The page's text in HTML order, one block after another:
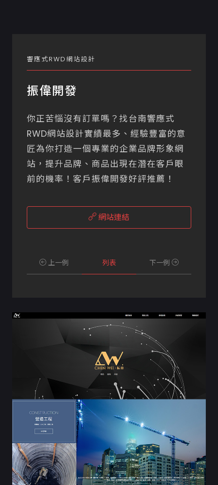
響應式RWD網站設計
振偉開發
你正苦惱沒有訂單嗎？找台南響應式
RWD網站設計實績最多、經驗豐富的意
匠為你打造一個專業的企業品牌形象網
站，提升品牌、商品出現在潛在客戶眼
前的機率！客戶振偉開發好評推薦！
網站連結
上一例 列表 下一例